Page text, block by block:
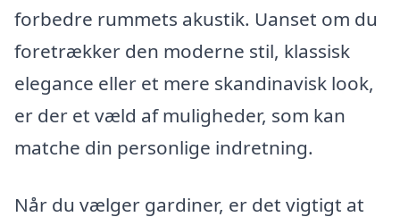
forbedre rummets akustik. Uanset om du
foretrækker den moderne stil, klassisk
elegance eller et mere skandinavisk look,
er der et væld af muligheder, som kan
matche din personlige indretning.
Når du vælger gardiner, er det vigtigt at